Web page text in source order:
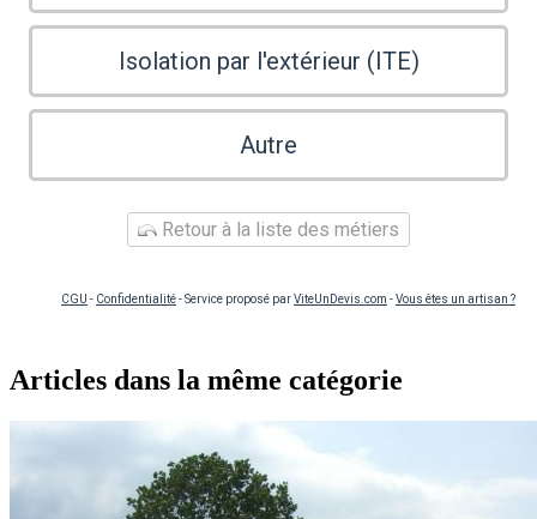
Isolation par l'extérieur (ITE)
Autre
Retour à la liste des métiers
CGU - Confidentialité- Service proposé parViteUnDevis.com -Vous êtes un artisan ?
Articles dans la même catégorie